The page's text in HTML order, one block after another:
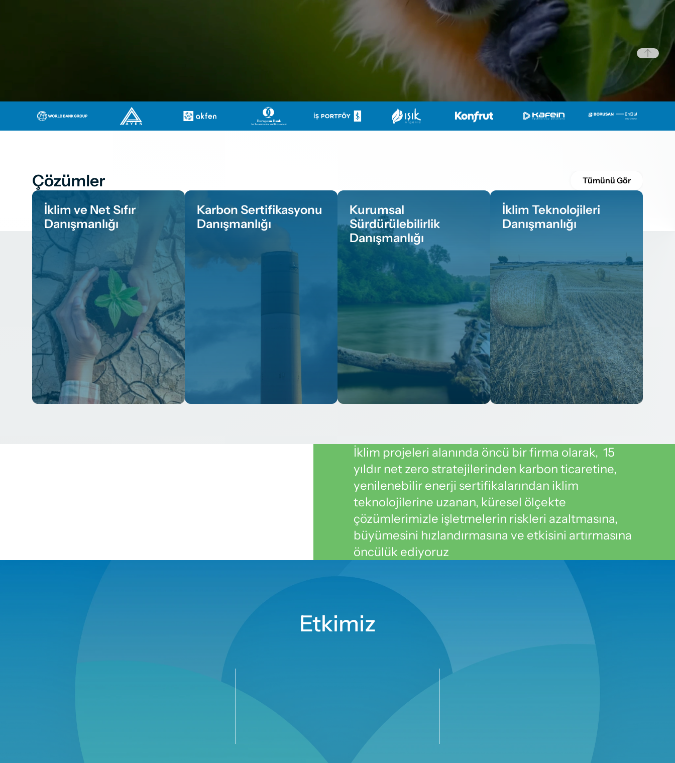
Çözümler Tümünü Gör
İklim ve Net Sıfır
Danışmanlığı
Devamını Gör
Karbon Sertifikasyonu
Danışmanlığı
Devamını Gör
Kurumsal
Sürdürülebilirlik
Danışmanlığı
İklim Teknolojileri
Danışmanlığı
Devamını Gör
İklim projeleri alanında öncü bir firma olarak,  15
yıldır net zero stratejilerinden karbon ticaretine,
yenilenebilir enerji sertifikalarından iklim
teknolojilerine uzanan, küresel ölçekte
çözümlerimizle işletmelerin riskleri azaltmasına,
büyümesini hızlandırmasına ve etkisini artırmasına
öncülük ediyoruz
Etkimiz
yıl global deneyim